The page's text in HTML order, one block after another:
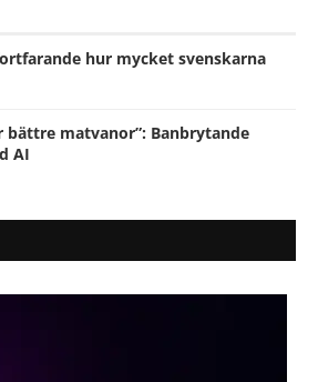
hur mycket svenskarna
bättre matvanor”: Banbrytande
AI